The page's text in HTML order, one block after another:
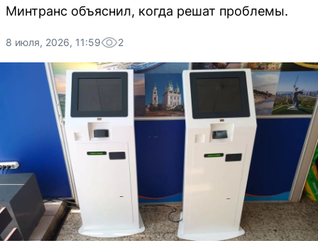
Минтранс объяснил, когда решат проблемы.
8 июля, 2026, 11:59 2